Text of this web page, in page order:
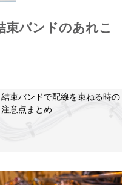
束バンドのあれこ
結束バンドで配線を束ねる時の
注意点まとめ